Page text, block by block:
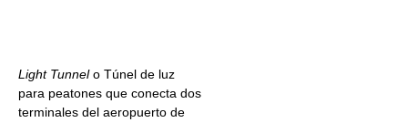
Light Tunnelo Túnel de luz
para peatones que conecta dos
terminales del aeropuerto de